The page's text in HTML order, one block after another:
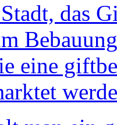
das
eine